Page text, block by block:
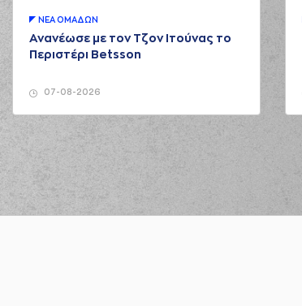
07-08-2026
ΝΕA ΟΜAΔΩΝ
Ανανέωσε με τον Τζον Ιτούνας το
Περιστέρι Betsson